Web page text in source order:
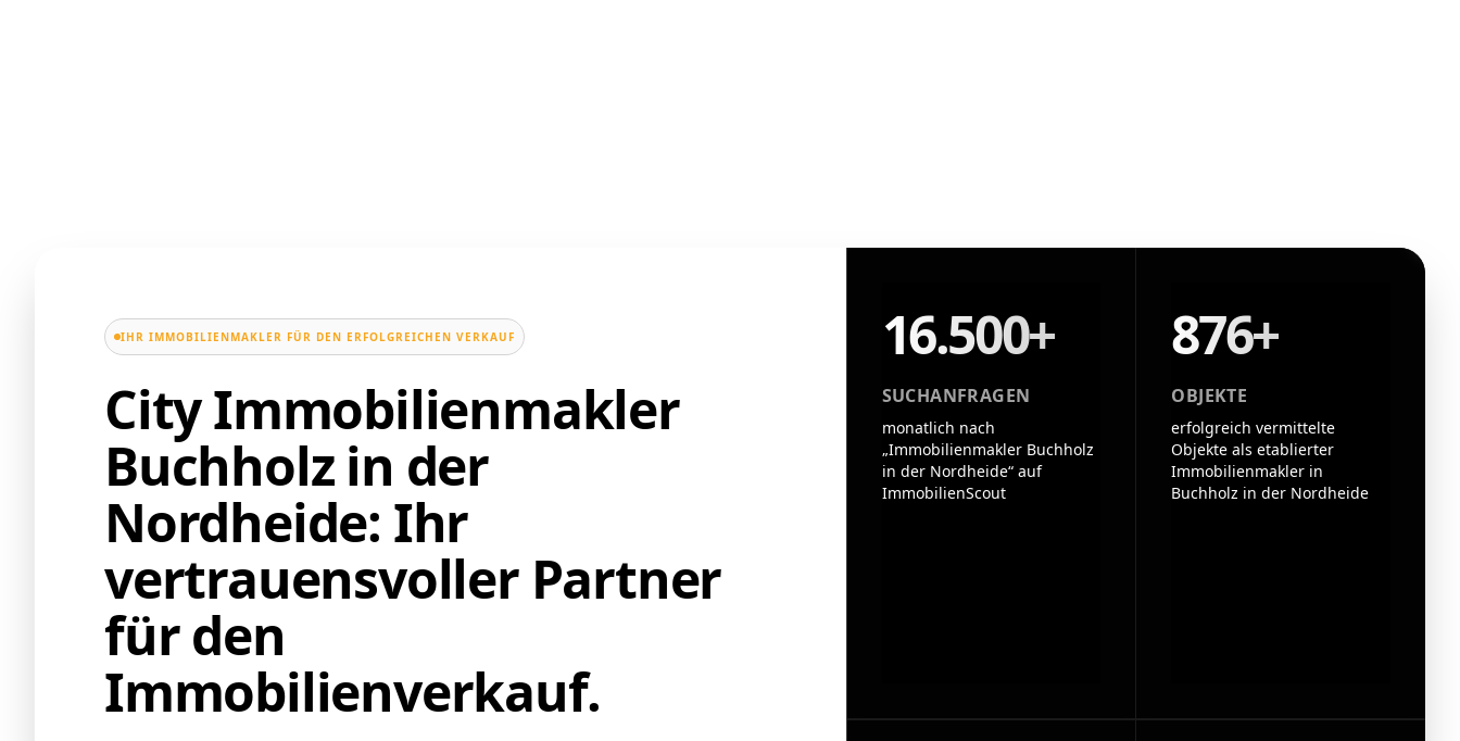
IHR IMMOBILIENMAKLER FÜR DEN ERFOLGREICHEN VERKAUF
City Immobilienmakler
Buchholz in der
Nordheide: Ihr
vertrauensvoller Partner
für den
Immobilienverkauf.
16.500+
SUCHANFRAGEN
monatlich nach
„Immobilienmakler Buchholz
in der Nordheide“ auf
ImmobilienScout
876+
OBJEKTE
erfolgreich vermittelte
Objekte als etablierter
Immobilienmakler in
Buchholz in der Nordheide